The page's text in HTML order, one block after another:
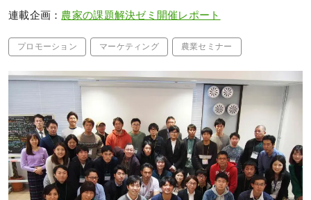
連載企画： 農家の課題解決ゼミ開催レポート
プロモーション マーケティング 農業セミナー